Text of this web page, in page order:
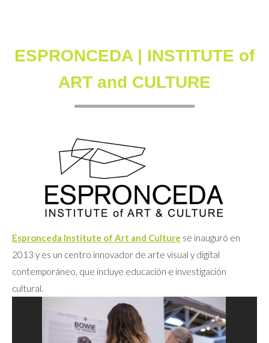
ESPRONCEDA | INSTITUTE of
ART and CULTURE
Espronceda Institute of Art and Culture se inauguró en
2013 y es un centro innovador de arte visual y digital
contemporáneo, que incluye educación e investigación
cultural.